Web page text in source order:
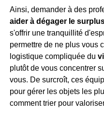
Ainsi, demander à des
aider à dégager le
s'offrir une tranquillité
permettre de ne plus vous
logistique compliquée du
plutôt de vous concentrer
vous. De surcroît, ces
pour gérer les objets les
comment trier pour